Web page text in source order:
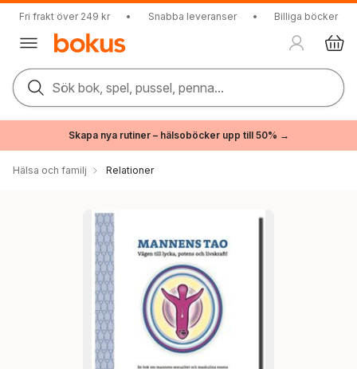
Fri frakt över 249 kr • Snabba leveranser • Billiga böcker
Sök bok, spel, pussel, penna...
Skapa nya rutiner – hälsoböcker upp till 50% →
Hälsa och familj Relationer